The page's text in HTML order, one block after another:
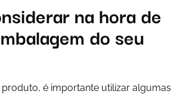
na hora de
do seu
é importante utilizar algumas